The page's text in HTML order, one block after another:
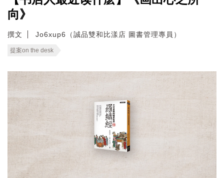
向》
撰文 Jo6xup6（誠品雙和比漾店 圖書管理專員）
提案on the desk